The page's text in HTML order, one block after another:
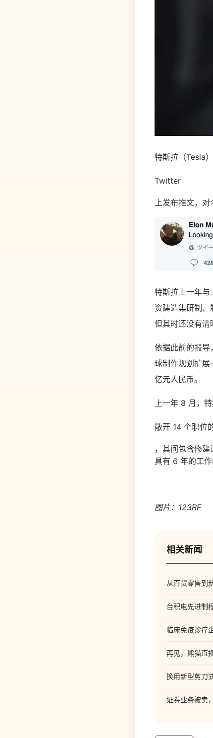
特斯拉（Tesla
Twitter
上发布推文，
特斯拉上一年与
资建造集研制、
但其时还没有清
依据此前的报
球制作规划扩
亿元人民币。
上一年 8 月，
敞开 14 个职位
，其间包含修
具有 6 年的工作
图片：123RF
相关新闻
从百货零售到
台积电先进制
临床免疫诊疗
再见，熊猫直
换用新型剪刀
证券业务被卖